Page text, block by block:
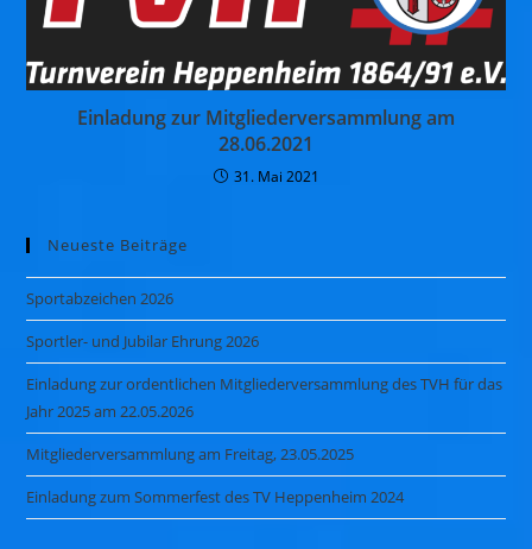
Einladung zur Mitgliederversammlung am
28.06.2021
31. Mai 2021
Neueste Beiträge
Sportabzeichen 2026
Sportler- und Jubilar Ehrung 2026
Einladung zur ordentlichen Mitgliederversammlung des TVH für das
Jahr 2025 am 22.05.2026
Mitgliederversammlung am Freitag, 23.05.2025
Einladung zum Sommerfest des TV Heppenheim 2024